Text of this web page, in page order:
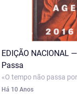
EDIÇÃO NACIONAL
Passa
«O tempo não passa
Há 10 Anos